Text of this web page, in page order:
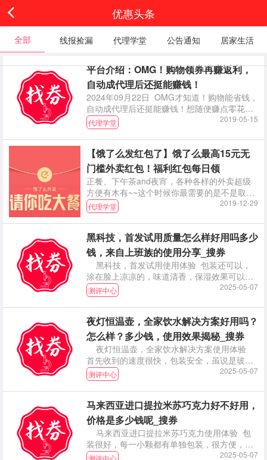
优惠头条
全部 线报捡漏 代理学堂 公告通知 居家生活
平台介绍：OMG！购物领券再赚返利，
自动成代理后还挺能赚钱！
2024年09月22日 OMG才知道！购物能省钱，
自动成代理后还挺能赚钱！想随便赚点零花钱
没想到终于找到了靠谱的平台！！！平台教程
之角色篇
代理学堂 2019-05-15
【饿了么发红包了】饿了么最高15元无
门槛外卖红包！福利红包每日领
正餐、下午茶and夜宵，各种各样的外卖超级
方便有木有~~这个时候你最需要的是不是取之
不尽用之不竭的外卖红包？ 所以敲重点！！本
小编今天就直接、简单、干
代理学堂 2019-12-29
黑科技，首发试用质量怎么样好用吗多少
钱，来自上班族的使用分享_搜券
黑科技，首发试用使用体验 包装还可以，
涂在脸上凉凉的，味道清香，保湿效果可以。
坚持使用。
测评中心 2025-05-07
夜灯恒温壶，全家饮水解决方案好用吗？
怎么样？多少钱，使用效果揭秘_搜券
夜灯恒温壶，全家饮水解决方案使用体验
首先收到的速度很快，包装安全，虽说是玻璃
杯但一点也无
测评中心 2025-05-07
马来西亚进口提拉米苏巧克力好不好用，
价格是多少钱呢_搜券
马来西亚进口提拉米苏巧克力使用体验 包
装很好，每一小颗都有单独包装，很方便，可
以放在包包里
测评中心 2025-05-07